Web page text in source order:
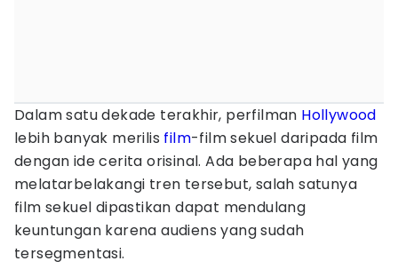
Dalam satu dekade terakhir, perfilman Hollywood
lebih banyak merilis film-film sekuel daripada film
dengan ide cerita orisinal. Ada beberapa hal yang
melatarbelakangi tren tersebut, salah satunya
film sekuel dipastikan dapat mendulang
keuntungan karena audiens yang sudah
tersegmentasi.